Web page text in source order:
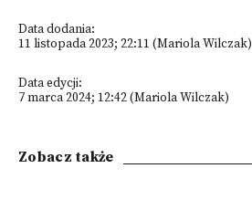
Data dodania:
11 listopada 2023; 22:11 (Mariola Wilczak)
Data edycji:
7 marca 2024; 12:42 (Mariola Wilczak)
Zobacz także